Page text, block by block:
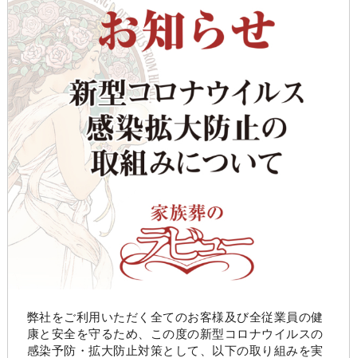
弊社をご利用いただく全てのお客様及び全従業員の健
康と安全を守るため、この度の新型コロナウイルスの
感染予防・拡大防止対策として、以下の取り組みを実